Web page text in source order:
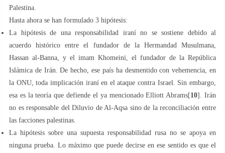
Palestina.
Hasta ahora se han formulado 3 hipótesis:
La hipótesis de una responsabilidad iraní no se sostiene debido al
acuerdo histórico entre el fundador de la Hermandad Musulmana,
Hassan al-Banna, y el imam Khomeini, el fundador de la República
Islámica de Irán. De hecho, ese país ha desmentido con vehemencia, en
la ONU, toda implicación iraní en el ataque contra Israel. Sin embargo,
esa es la teoría que defiende el ya mencionado Elliott Abrams[10]. Irán
no es responsable del Diluvio de Al-Aqsa sino de la reconciliación entre
las facciones palestinas.
La hipótesis sobre una supuesta responsabilidad rusa no se apoya en
ninguna prueba. Lo máximo que puede decirse en ese sentido es que el